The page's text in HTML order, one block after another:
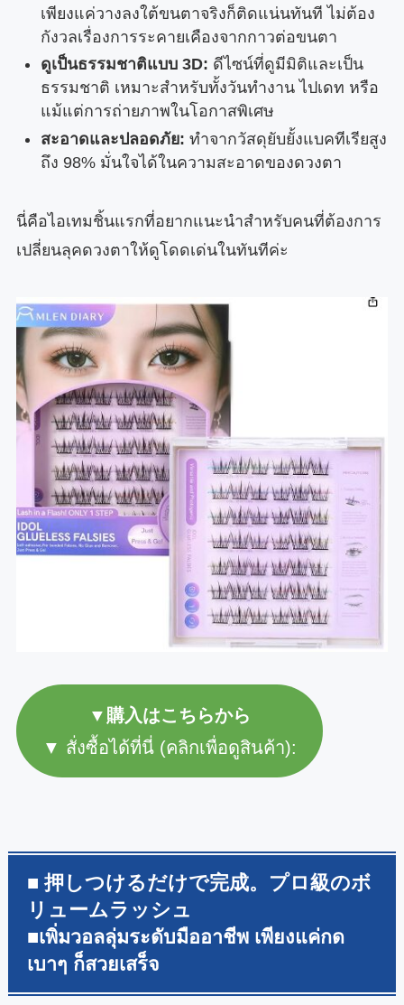
เพียงแค่วางลงใต้ขนตาจริงก็ติดแน่นทันที ไม่ต้อง
กังวลเรื่องการระคายเคืองจากกาวต่อขนตา
ดูเป็นธรรมชาติแบบ 3D: ดีไซน์ที่ดูมีมิติและเป็น
ธรรมชาติ เหมาะสำหรับทั้งวันทำงาน ไปเดท หรือ
แม้แต่การถ่ายภาพในโอกาสพิเศษ
สะอาดและปลอดภัย: ทำจากวัสดุยับยั้งแบคทีเรียสูง
ถึง 98% มั่นใจได้ในความสะอาดของดวงตา
นี่คือไอเทมชิ้นแรกที่อยากแนะนำสำหรับคนที่ต้องการ
เปลี่ยนลุคดวงตาให้ดูโดดเด่นในทันทีค่ะ
▼購入はこちらから
▼ สั่งซื้อได้ที่นี่ (คลิกเพื่อดูสินค้า):
■ 押しつけるだけで完成。プロ級のボ
リュームラッシュ
■เพิ่มวอลลุ่มระดับมืออาชีพ เพียงแค่กด
เบาๆ ก็สวยเสร็จ